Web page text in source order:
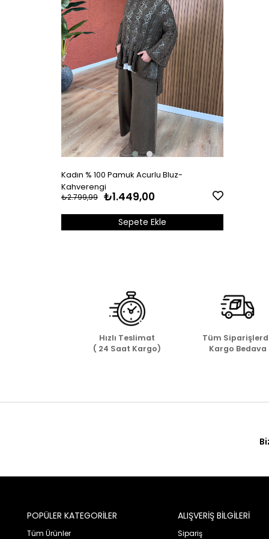
Kadın % 100 Pamuk Acurlu Bluz-
Kahverengi
₺1.449,00
₺2.799,99
Sepete Ekle
Hızlı Teslimat
( 24 Saat Kargo)
Tüm
Kargo Bedava
POPÜLER KATEGORİLER
Tüm Ürünler
ALIŞVERİŞ BİLGİLERİ
Sipariş